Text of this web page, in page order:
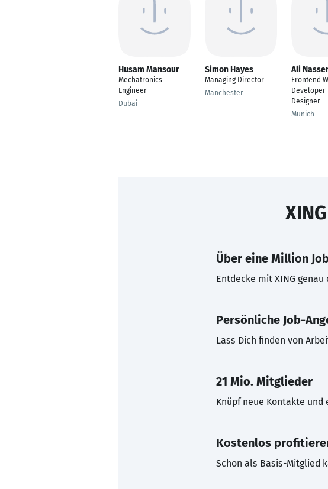
Husam Mansour
Mechatronics
Engineer
Dubai
Simon Hayes
Managing Director
Manchester
Ali
Frontend
Developer
Designer
Munich
Über eine Million
Entdecke mit XING
Persönliche Job-
Lass Dich finden von
21 Mio. Mitglieder
Knüpf neue Kontakte
Kostenlos
Schon als Basis-Mitglied